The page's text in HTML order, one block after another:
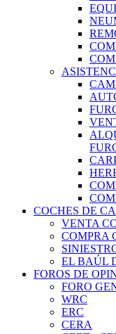
COCHES DE
VENTA
COMPRA
EL BAÚL
FOROS DE
FORO
WRC
ERC
CERA